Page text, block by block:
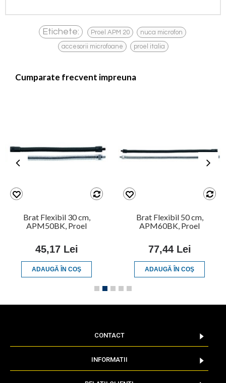
Etichete: Proel APM 20 , nuca microfon ,
accesorii microfoane , proel italia
Cumparate frecvent impreuna
Brat Flexibil 30 cm,
APM50BK, Proel
45,17 Lei
ADAUGĂ ÎN COŞ
Brat Flexibil 50 cm,
APM60BK, Proel
77,44 Lei
ADAUGĂ ÎN COŞ
CONTACT
INFORMATII